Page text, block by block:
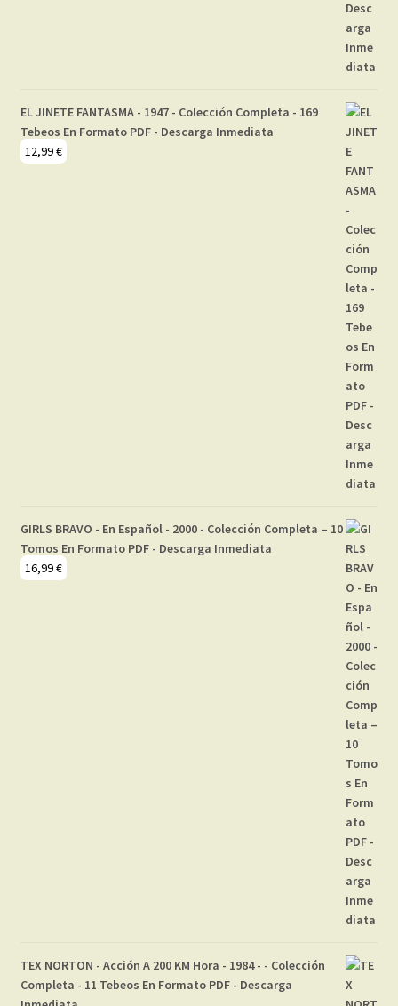
EL JINETE FANTASMA - 1947 - Colección Completa - 169
Tebeos En Formato PDF - Descarga Inmediata
12,99€
GIRLS BRAVO - En Español - 2000 - Colección Completa – 10
Tomos En Formato PDF - Descarga Inmediata
16,99€
TEX NORTON - Acción A 200 KM Hora - 1984 - - Colección
Completa - 11 Tebeos En Formato PDF - Descarga